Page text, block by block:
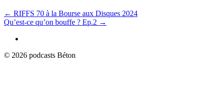
← RIFFS 70 à la Bourse aux Disques 2024
Qu’est-ce qu’on bouffe ? Ep.2 →
© 2026 podcasts Béton